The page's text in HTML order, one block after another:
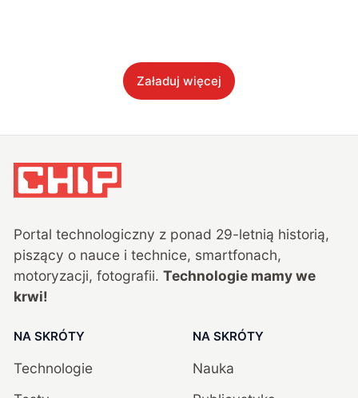
Załaduj więcej
Portal technologiczny z ponad 29-letnią historią,
piszący o nauce i technice, smartfonach,
motoryzacji, fotografii. Technologie mamy we
krwi!
NA SKRÓTY
Technologie
NA SKRÓTY
Nauka